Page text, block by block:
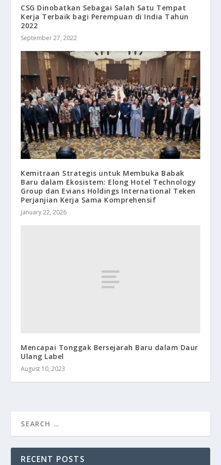
CSG Dinobatkan Sebagai Salah Satu Tempat
Kerja Terbaik bagi Perempuan di India Tahun
2022
September 27, 2022
Kemitraan Strategis untuk Membuka Babak
Baru dalam Ekosistem: Elong Hotel Technology
Group dan Evians Holdings International Teken
Perjanjian Kerja Sama Komprehensif
January 22, 2026
Mencapai Tonggak Bersejarah Baru dalam Daur
Ulang Label
August 10, 2023
RECENT POSTS